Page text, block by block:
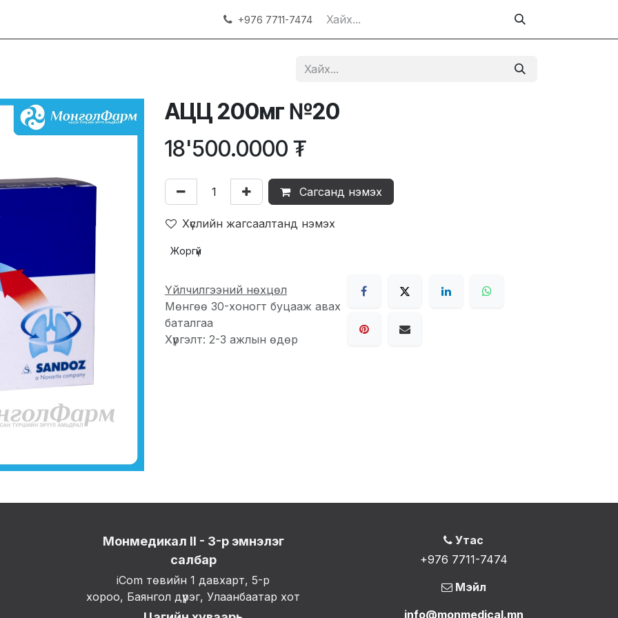
+976 7711-7474
АЦЦ 200мг №20
18'500.0000 ₮
Сагсанд нэмэх
Хүслийн жагсаалтанд нэмэх
Жоргүй
Үйлчилгээний нөхцөл
Мөнгөө 30-хоногт буцааж авах
баталгаа
Хүргэлт: 2-3 ажлын өдөр
Утас
+976 7711-7474
Мэйл
info@monmedical.mn
Монмедикал II - 3-р эмнэлэг
салбар
iCom төвийн 1 давхарт, 5-р
хороо, Баянгол дүүрэг, Улаанбаатар хот